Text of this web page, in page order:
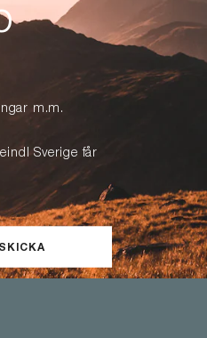
m.m.
Sverige får
SKICKA